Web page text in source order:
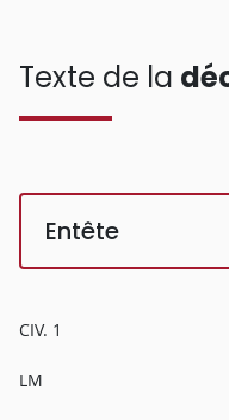
Texte de la
Entête
CIV. 1
LM